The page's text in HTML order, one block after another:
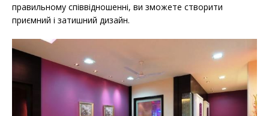
правильному співвідношенні, ви зможете створити
приємний і затишний дизайн.